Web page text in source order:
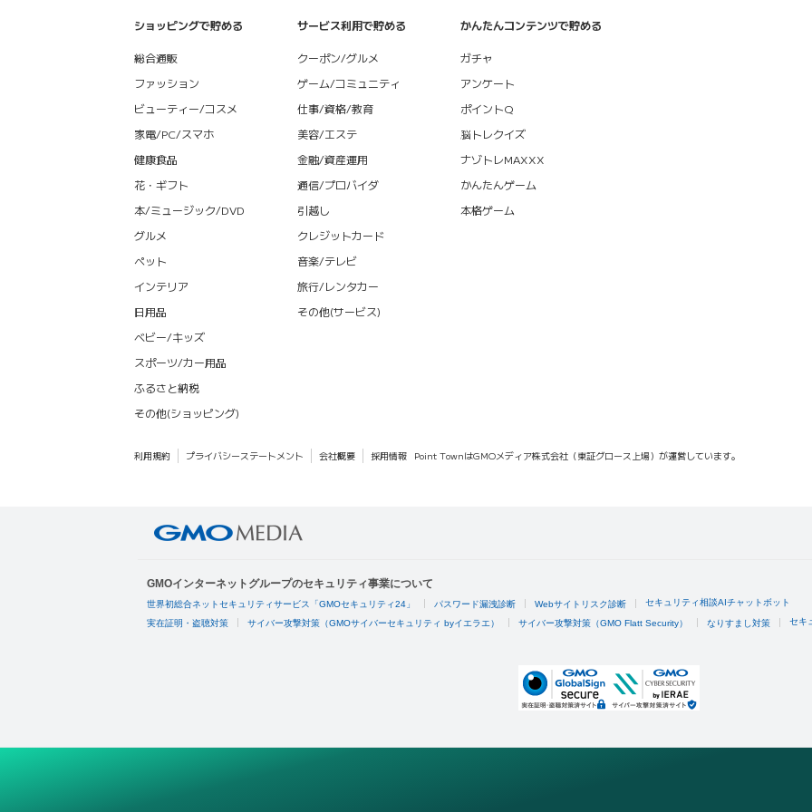
ショッピングで貯める
総合通販
ファッション
ビューティー/コスメ
家電/PC/スマホ
健康食品
花・ギフト
本/ミュージック/DVD
グルメ
ペット
インテリア
日用品
ベビー/キッズ
スポーツ/カー用品
ふるさと納税
その他(ショッピング)
サービス利用で貯める
クーポン/グルメ
ゲーム/コミュニティ
仕事/資格/教育
美容/エステ
金融/資産運用
通信/プロバイダ
引越し
クレジットカード
音楽/テレビ
旅行/レンタカー
その他(サービス)
かんたんコンテンツで貯める
ガチャ
アンケート
ポイントQ
脳トレクイズ
ナゾトレMAXXX
かんたんゲーム
本格ゲーム
利用規約 プライバシーステートメント 会社概要 採用情報 Point TownはGMOメディア株式会社（東証グロース上場）が運営しています。
GMOインターネットグループのセキュリティ事業について
世界初総合ネットセキュリティサービス「GMOセキュリティ24」 パスワード漏洩診断 Webサイトリスク診断 セキュリティ相談AIチャットボット
実在証明・盗聴対策 サイバー攻撃対策（GMOサイバーセキュリティ byイエラエ） サイバー攻撃対策（GMO Flatt Security） なりすまし対策 セキ